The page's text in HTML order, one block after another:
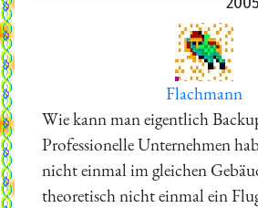
Flachmann
Wie kann man eigentlich
Professionelle Unternehmen
nicht einmal im gleichen
theoretisch nicht einmal ein